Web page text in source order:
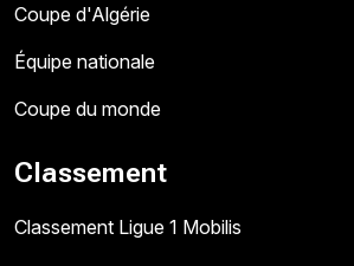
Coupe d'Algérie
Équipe nationale
Coupe du monde
Classement
Classement Ligue 1 Mobilis